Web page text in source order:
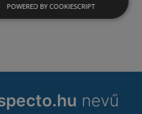
nevű
POWERED BY COOKIESCRIPT